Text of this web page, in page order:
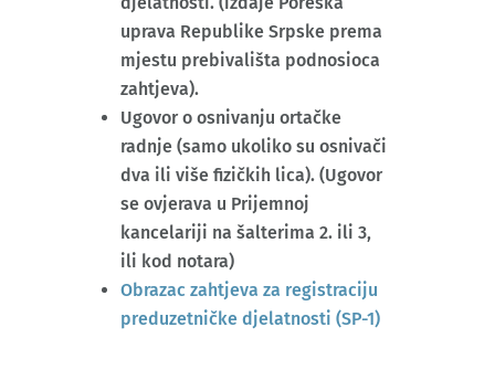
uprava Republike Srpske prema
mjestu prebivališta podnosioca
zahtjeva).
Ugovor o osnivanju ortačke
radnje (samo ukoliko su osnivači
dva ili više fizičkih lica). (Ugovor
se ovjerava u Prijemnoj
kancelariji na šalterima 2. ili 3,
ili kod notara)
Obrazac zahtjeva za registraciju
preduzetničke djelatnosti (SP-1)